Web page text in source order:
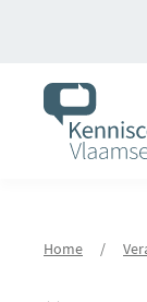
Home /